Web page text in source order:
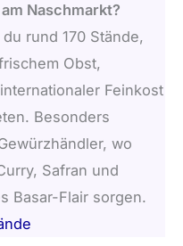
Naschmarkt?
rund 170 Stände,
Obst,
Feinkost
Besonders
wo
Safran und
Basar-Flair sorgen.